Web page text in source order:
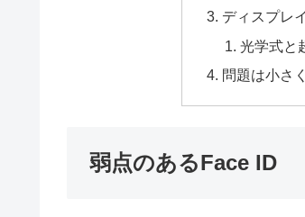
ディスプレ
光学式と
問題は小さ
弱点のあるFace ID